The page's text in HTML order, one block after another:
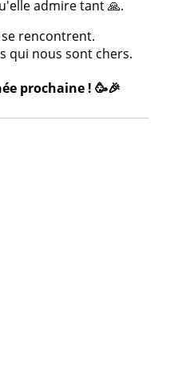
admire tant 🙏.
rencontrent.
qui nous sont chers.
prochaine ! 🥳🎉